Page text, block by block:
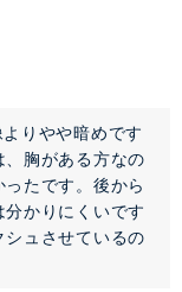
りやや暗めです
胸がある方なの
たです。後から
かりにくいです
ュさせているの